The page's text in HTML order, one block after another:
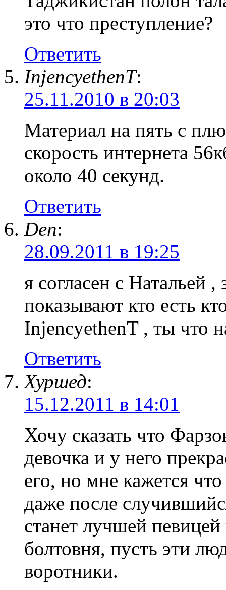
это что преступление?
Ответить
InjencyethenT:
25.11.2010 в 20:03
Материал на пять с
скорость интернета
около 40 секунд.
Ответить
Den:
28.09.2011 в 19:25
я согласен с Натальей
показывают кто есть
InjencyethenT , ты что
Ответить
Хуршед:
15.12.2011 в 14:01
Хочу сказать что
девочка и у него
его, но мне кажется
даже после
станет лучшей
болтовня, пусть эти
воротники.